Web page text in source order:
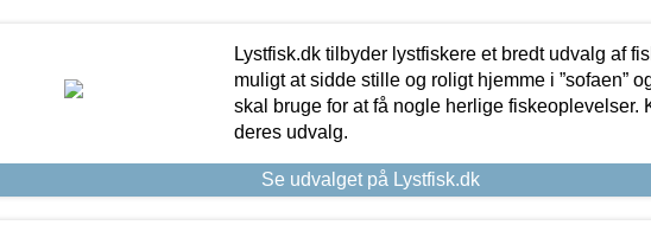
Lystfisk.dk tilbyder lystfiskere et bredt udvalg af
muligt at sidde stille og roligt hjemme i ”sofaen”
skal bruge for at få nogle herlige fiskeoplevelser.
deres udvalg.
Se udvalget på Lystfisk.dk